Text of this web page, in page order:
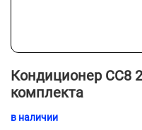
Кондиционер СС8
комплекта
в наличии